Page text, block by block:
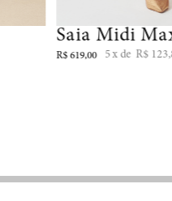
Saia Midi
R$ 619,00 5 R$ 123,